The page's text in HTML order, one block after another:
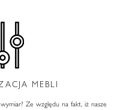
MEBLI
Ze względu na fakt, iż nasze